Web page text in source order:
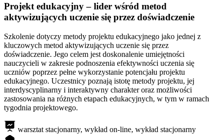
Projekt edukacyjny – lider wśród metod
aktywizujących uczenie się przez doświadczenie
Szkolenie dotyczy metody projektu edukacyjnego jako jednej z
kluczowych metod aktywizujących uczenie się przez
doświadczenie. Jego celem jest doskonalenie umiejętności
nauczycieli w zakresie podnoszenia efektywności uczenia się
uczniów poprzez pełne wykorzystanie potencjału projektu
edukacyjnego. Uczestnicy poznają istotę metody projektu, jej
interdyscyplinarny i interaktywny charakter oraz możliwości
zastosowania na różnych etapach edukacyjnych, w tym w ramach
tygodnia projektowego.
warsztat stacjonarny, wykład on-line, wykład stacjonarny